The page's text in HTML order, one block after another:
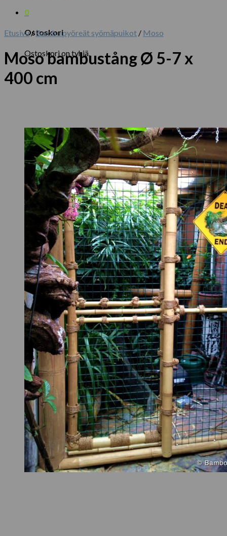
0
Ostoskori
Ostoskori on tyhjä.
Etusivu / Bambu pyöreät syömäpuikot / Moso
Moso bambustång Ø 5-7 x
400 cm